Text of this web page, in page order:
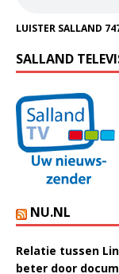
LUISTER SALLAND
SALLAND
NU.NL
Relatie tussen
beter door